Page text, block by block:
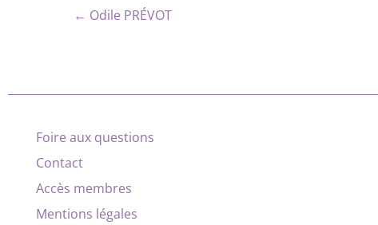
← Odile PRÉVOT
Foire aux questions
Contact
Accès membres
Mentions légales